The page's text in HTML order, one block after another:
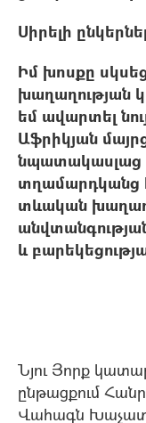
Սիրելի
Իմ խոսքը
խաղաղության
եմ ավարտել
Աֆրիկյան
նպատակասլաց
տղամարդկանց
տևական
և
Նյու Յորք
ընթացքում
Վահագն